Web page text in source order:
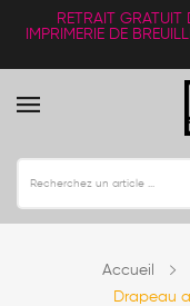
RETRAIT GRATUIT
IMPRIMERIE DE
Accueil
Drapeau